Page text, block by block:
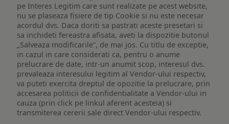
pe Interes Legitim care sunt realizate pe acest website,
nu se plaseaza fisiere de tip Cookie si nu este necesar
acordul dvs. Daca doriti sa pastrati aceste presetari si
sa inchideti fereastra afisata, aveti la dispozitie butonul
„Salveaza modificarile”, de mai jos. Cu titlu de exceptie,
in cazul in care considerati ca, pentru o anume
prelucrare de date, intr-un anumit scop, interesul dvs.
prevaleaza interesului legitim al Vendor-ului respectiv,
va puteti exercita dreptul de opozitie la prelucrare, prin
accesarea politicii de confidentialitate a Vendor-ului in
cauza (prin click pe linkul aferent acesteia) si
transmiterea cererii sale direct Vendor-ului respectiv.